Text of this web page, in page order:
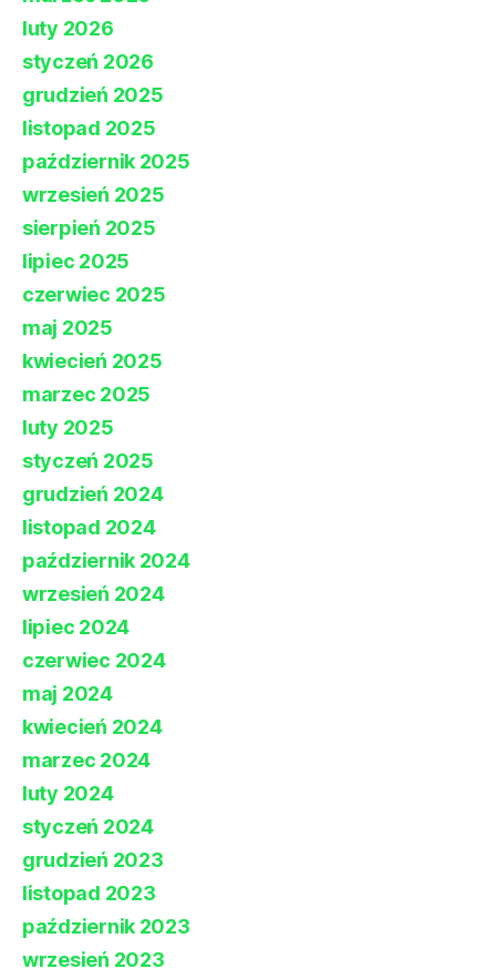
luty 2026
styczeń 2026
grudzień 2025
listopad 2025
październik 2025
wrzesień 2025
sierpień 2025
lipiec 2025
czerwiec 2025
maj 2025
kwiecień 2025
marzec 2025
luty 2025
styczeń 2025
grudzień 2024
listopad 2024
październik 2024
wrzesień 2024
lipiec 2024
czerwiec 2024
maj 2024
kwiecień 2024
marzec 2024
luty 2024
styczeń 2024
grudzień 2023
listopad 2023
październik 2023
wrzesień 2023